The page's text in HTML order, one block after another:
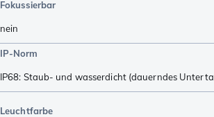
Fokussierbar
nein
IP-Norm
IP68: Staub- und wasserdicht (dauerndes
Leuchtfarbe